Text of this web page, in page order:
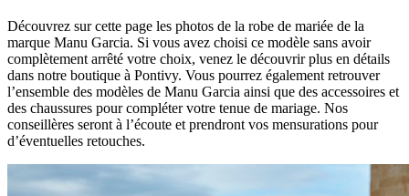
Découvrez sur cette page les photos de la robe de mariée de la
marque Manu Garcia. Si vous avez choisi ce modèle sans avoir
complètement arrêté votre choix, venez le découvrir plus en détails
dans notre boutique à Pontivy. Vous pourrez également retrouver
l’ensemble des modèles de Manu Garcia ainsi que des accessoires et
des chaussures pour compléter votre tenue de mariage. Nos
conseillères seront à l’écoute et prendront vos mensurations pour
d’éventuelles retouches.